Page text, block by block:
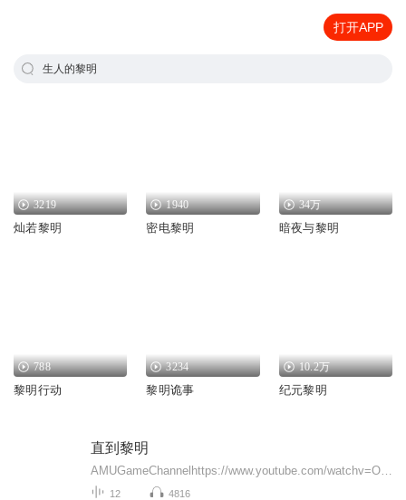
打开APP
生人的黎明
3219
灿若黎明
1940
密电黎明
34万
暗夜与黎明
788
黎明行动
3234
黎明诡事
10.2万
纪元黎明
直到黎明
12 4816